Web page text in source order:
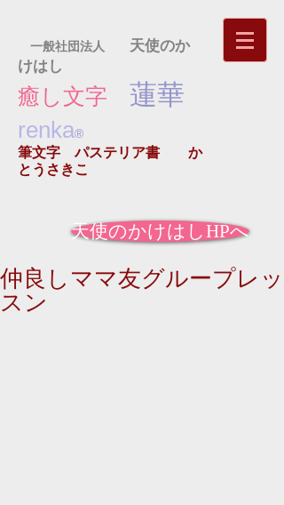
一般社団法人 天使のか
けはし
癒し文字 蓮華
renka®
筆文字 パステリア書
か
とうさきこ
天使のかけはしHPへ
仲良しママ友グループレッ
スン